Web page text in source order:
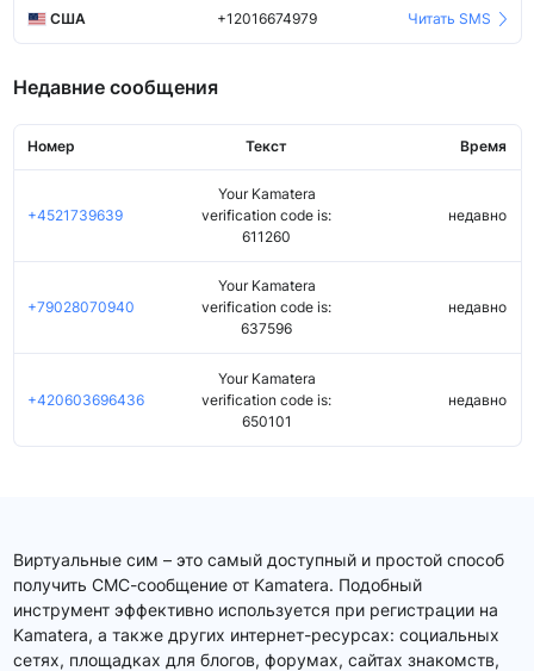
США +12016674979 Читать SMS
Недавние сообщения
Номер Текст Время
+4521739639
Your Kamatera
verification code is:
611260
недавно
+79028070940
Your Kamatera
verification code is:
637596
недавно
+420603696436
Your Kamatera
verification code is:
650101
недавно
Виртуальные сим – это самый доступный и простой способ
получить СМС-сообщение от Kamatera. Подобный
инструмент эффективно используется при регистрации на
Kamatera, а также других интернет-ресурсах: социальных
сетях, площадках для блогов, форумах, сайтах знакомств,